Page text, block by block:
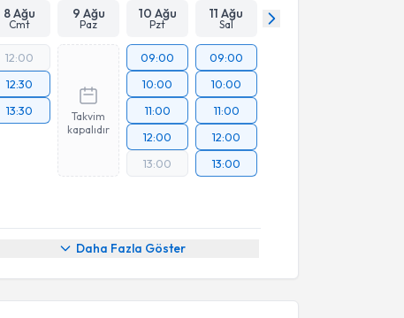
8 Ağu
Cmt
9 Ağu
Paz
10 Ağu
Pzt
11 Ağu
Sal
12:00
12:30
13:30
Takvim
kapalıdır
09:00
10:00
11:00
12:00
13:00
09:00
10:00
11:00
12:00
13:00
Daha Fazla Göster